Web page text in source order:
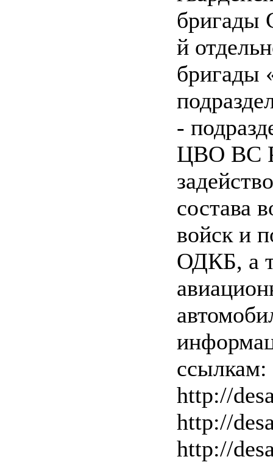
бригады
й
-
ЦВО ВС
состава
войск и
ОДКБ, а
ссылкам:
http://
http://
http://